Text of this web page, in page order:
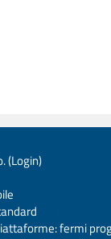
(Login)
fermi